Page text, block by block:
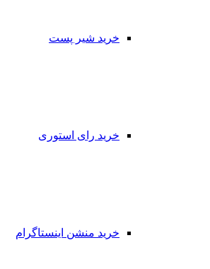
خرید شیر پست
خرید رای استوری
خرید منشن اینستاگرام